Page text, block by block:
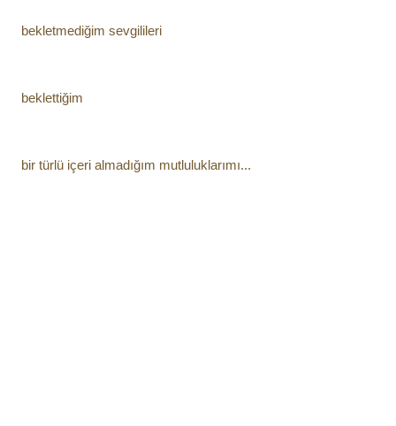
bekletmediğim sevgilileri
beklettiğim
bir türlü içeri almadığım mutluluklarımı...